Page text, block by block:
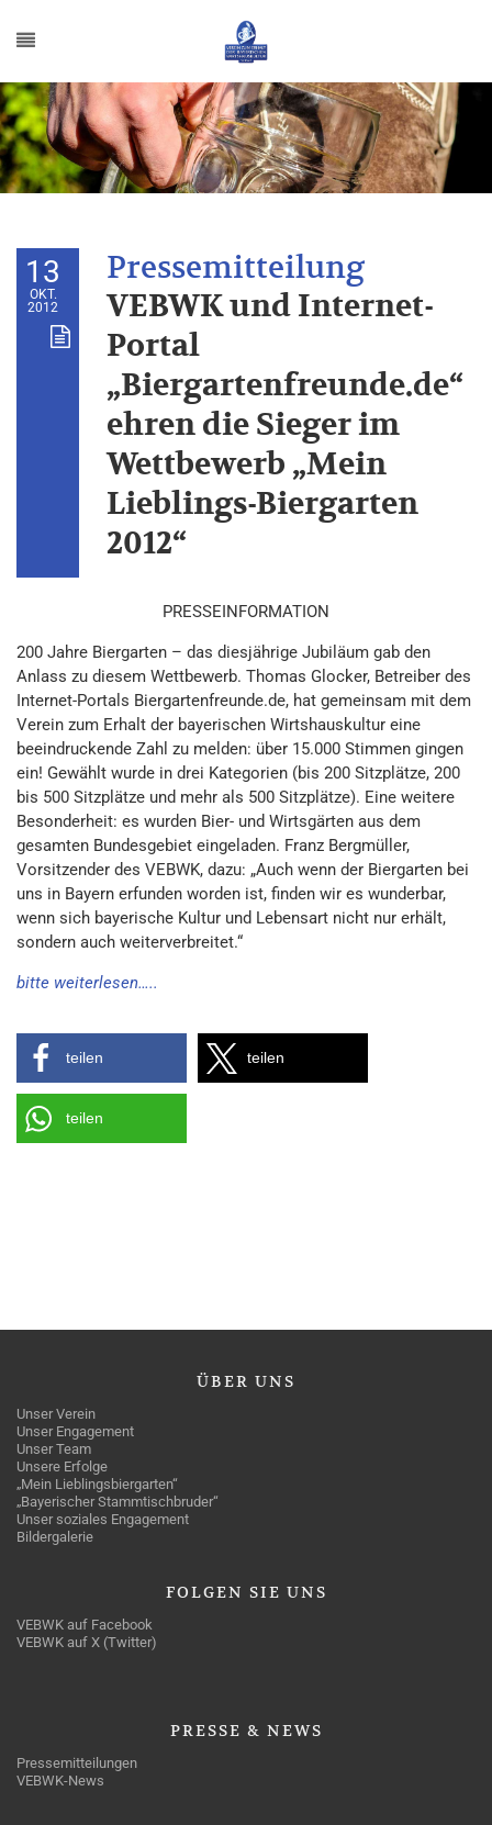
13
OKT.
2012
VEBWK und Internet-
Portal
„Biergartenfreunde.de“
ehren die Sieger im
Wettbewerb „Mein
Lieblings-Biergarten
2012“
PRESSEINFORMATION
200 Jahre Biergarten – das diesjährige Jubiläum gab den
Anlass zu diesem Wettbewerb. Thomas Glocker, Betreiber des
Internet-Portals Biergartenfreunde.de, hat gemeinsam mit dem
Verein zum Erhalt der bayerischen Wirtshauskultur eine
beeindruckende Zahl zu melden: über 15.000 Stimmen gingen
ein! Gewählt wurde in drei Kategorien (bis 200 Sitzplätze, 200
bis 500 Sitzplätze und mehr als 500 Sitzplätze). Eine weitere
Besonderheit: es wurden Bier- und Wirtsgärten aus dem
gesamten Bundesgebiet eingeladen. Franz Bergmüller,
Vorsitzender des VEBWK, dazu: „Auch wenn der Biergarten bei
uns in Bayern erfunden worden ist, finden wir es wunderbar,
wenn sich bayerische Kultur und Lebensart nicht nur erhält,
sondern auch weiterverbreitet.“
bitte weiterlesen…..
teilen teilen
teilen
ÜBER UNS
Unser Verein
Unser Engagement
Unser Team
Unsere Erfolge
„Mein Lieblingsbiergarten“
„Bayerischer Stammtischbruder“
Unser soziales Engagement
Bildergalerie
FOLGEN SIE UNS
VEBWK auf Facebook
VEBWK auf X (Twitter)
PRESSE & NEWS
Pressemitteilungen
VEBWK-News